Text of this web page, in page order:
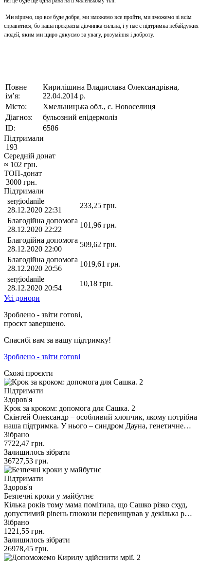
Ми віримо, що все буде добре, ми зможемо все пройти, ми зможемо зі всім
справитися, бо наша прекрасна дівчинка сильна, і у нас є підтримка небайдужих
людей, яким ми щиро дякуємо за увагу, розуміння і доброту.
Повне
ім’я:
Кирилішина Владислава Олександрівна,
22.04.2014 р.
Місто:
Хмельницька обл., с. Новоселиця
Діагноз:
бульозний епідермоліз
ID:
6586
Підтримали
193
Середній донат
≈ 102 грн.
ТОП-донат
3000 грн.
Підтримали
sergiodanile
28.12.2020 22:31
233,25 грн.
Благодійна допомога
28.12.2020 22:22
101,96 грн.
Благодійна допомога
28.12.2020 22:00
509,62 грн.
Благодійна допомога
28.12.2020 20:56
1019,61 грн.
sergiodanile
28.12.2020 20:54
10,18 грн.
Усі донори
Зроблено - звіти готові,
проєкт завершено.
Спасибі вам за вашу підтримку!
Зроблено - звіти готові
Схожі проєкти
Підтримати
Здоров'я
Крок за кроком: допомога для Сашка. 2
Скінтей Олександр – особливий хлопчик, якому потрібна
наша підтримка. У нього – синдром Дауна, генетичне…
Зібрано
7722,47 грн.
Залишилось зібрати
36727,53 грн.
Підтримати
Здоров'я
Безпечні кроки у майбутнє
Кілька років тому мама помітила, що Сашко різко схуд,
допустимий рівень глюкози перевищував у декілька р…
Зібрано
1221,55 грн.
Залишилось зібрати
26978,45 грн.